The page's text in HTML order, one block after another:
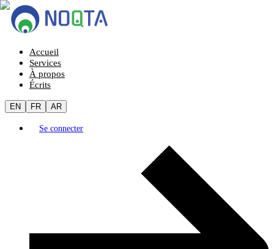
Accueil
Services
À propos
Écrits
EN FR AR
Se connecter